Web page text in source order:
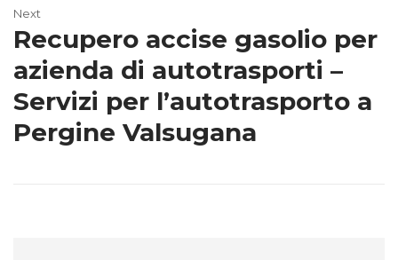
Next
Recupero accise gasolio per
azienda di autotrasporti –
Servizi per l’autotrasporto a
Pergine Valsugana